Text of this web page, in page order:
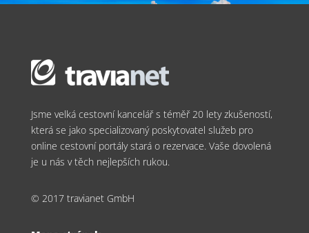
Jsme velká cestovní kancelář s téměř 20 lety zkušeností,
která se jako specializovaný poskytovatel služeb pro
online cestovní portály stará o rezervace. Vaše dovolená
je u nás v těch nejlepších rukou.
© 2017 travianet GmbH